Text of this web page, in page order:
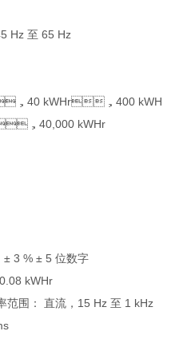
Hz 至 65 Hz
，40 kWHr，400 kWH
，40,000 kWHr
3 % ± 5 位数字
kWHr
： 直流，15 Hz 至 1 kHz